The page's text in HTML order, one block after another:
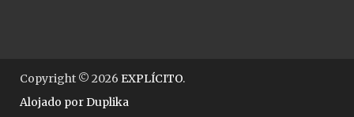
Copyright © 2026 EXPLÍCITO.
Alojado porDuplika